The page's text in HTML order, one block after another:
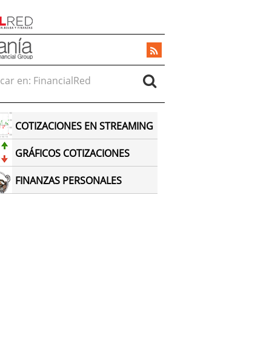
en:
COTIZACIONES EN STREAMING
GRÁFICOS COTIZACIONES
FINANZAS PERSONALES